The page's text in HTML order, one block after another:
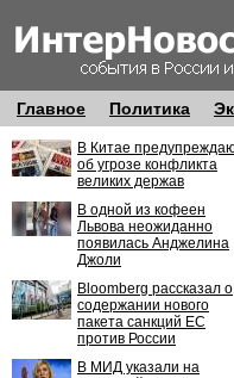
Главное Политика
В Китае
об угрозе конфликта
великих держав
В одной из кофеен
Львова неожиданно
появилась Анджелина
Джоли
Bloomberg рассказал о
содержании нового
пакета санкций ЕС
против России
В МИД указали на